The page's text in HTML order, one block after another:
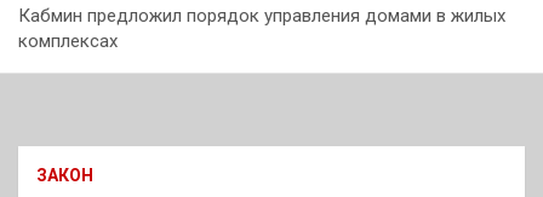
Кабмин предложил порядок управления домами в жилых
комплексах
ЗАКОН